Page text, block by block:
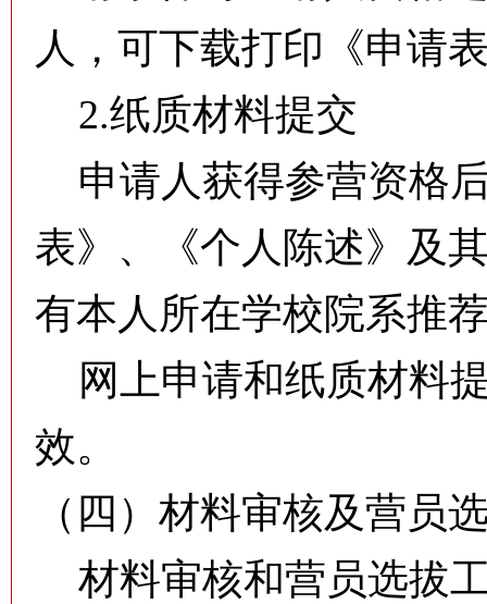
人，可下载打印《申请
2.纸质材料提交
申请人获得参营资格
表》、《个人陈述》及
有本人所在学校院系推
网上申请和纸质材料
效。
（四）材料审核及营员
材料审核和营员选拔